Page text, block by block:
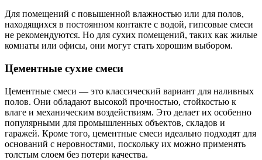
Для помещений с повышенной влажностью или для полов,
находящихся в постоянном контакте с водой, гипсовые смеси
не рекомендуются. Но для сухих помещений, таких как жилые
комнаты или офисы, они могут стать хорошим выбором.
Цементные сухие смеси
Цементные смеси — это классический вариант для наливных
полов. Они обладают высокой прочностью, стойкостью к
влаге и механическим воздействиям. Это делает их особенно
популярными для промышленных объектов, складов и
гаражей. Кроме того, цементные смеси идеально подходят для
оснований с неровностями, поскольку их можно применять
толстым слоем без потери качества.